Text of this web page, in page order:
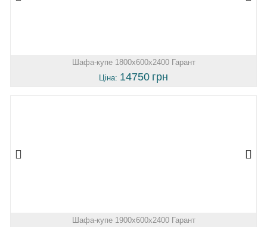
Шафа-купе 1800х600х2400 Гарант
Ціна: 14750 грн
Шафа-купе 1900х600х2400 Гарант